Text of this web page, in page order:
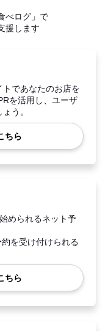
べログ」で
援します
トであなたのお店を
を活用し、ユーザ
う。
ちら
められるネット予
を受け付けられる
ちら